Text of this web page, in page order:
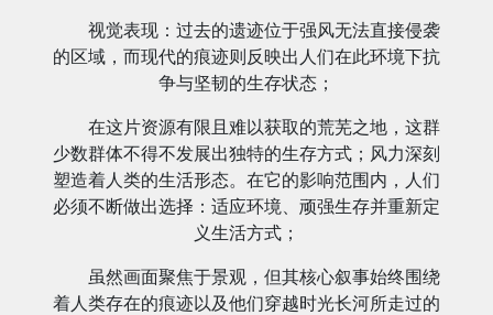
视觉表现：过去的遗迹位于强风无法直接侵袭
的区域，而现代的痕迹则反映出人们在此环境下抗
争与坚韧的生存状态；
在这片资源有限且难以获取的荒芜之地，这群
少数群体不得不发展出独特的生存方式； 风力深刻
塑造着人类的生活形态。在它的影响范围内，人们
必须不断做出选择：适应环境、顽强生存并重新定
义生活方式；
虽然画面聚焦于景观，但其核心叙事始终围绕
着人类存在的痕迹以及他们穿越时光长河所走过的